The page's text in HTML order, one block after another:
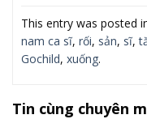
This entry was posted
nam ca sĩ, rối, sản, sĩ,
Gochild, xuống.
Tin cùng chuyên